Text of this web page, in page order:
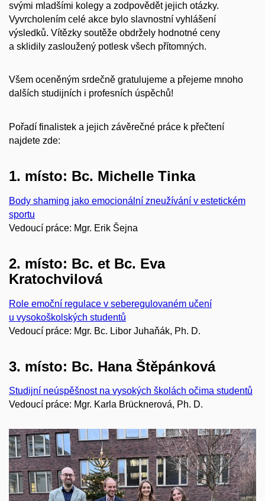
svými mladšími kolegy a zodpovědět jejich otázky.
Vyvrcholením celé akce bylo slavnostní vyhlášení
výsledků. Vítězky soutěže obdržely hodnotné ceny
a sklidily zasloužený potlesk všech přítomných.
Všem oceněným srdečně gratulujeme a přejeme mnoho
dalších studijních i profesních úspěchů!
Pořadí finalistek a jejich závěrečné práce k přečtení
najdete zde:
1. místo​: Bc. Michelle Tinka
Body shaming jako emocionální zneužívání v estetickém
sportu
Vedoucí práce: Mgr. Erik Šejna​
2. místo: Bc. et Bc. Eva
Kratochvilová
Role emoční regulace v seberegulovaném učení
u vysokoškolských studentů
Vedoucí práce: Mgr. Bc. Libor Juhaňák​, Ph. D.
3. místo: Bc. Hana Štěpánková
Studijní neúspěšnost na vysokých školách očima studentů
Vedoucí práce: Mgr. Karla Brücknerová​, Ph. D.